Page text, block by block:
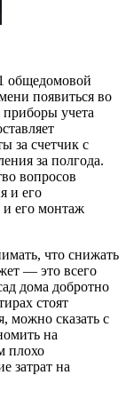
общедомовой
появиться во
приборы учета
за счетчик с
за полгода.
вопросов
и его
и его монтаж
что снижать
— это всего
дома добротно
стоят
можно сказать с
на
плохо
затрат на